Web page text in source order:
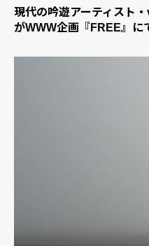
現代の吟遊アーティスト
がWWW企画『FREE』に